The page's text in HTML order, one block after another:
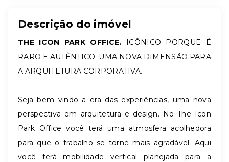
Descrição do imóvel
THE ICON PARK OFFICE. ICÔNICO PORQUE É
RARO E AUTÊNTICO. UMA NOVA DIMENSÃO PARA
A ARQUITETURA CORPORATIVA.
Seja bem vindo a era das experiências, uma nova
perspectiva em arquitetura e design. No The Icon
Park Office você terá uma atmosfera acolhedora
para que o trabalho se torne mais agradável. Aqui
você terá mobilidade vertical planejada para a